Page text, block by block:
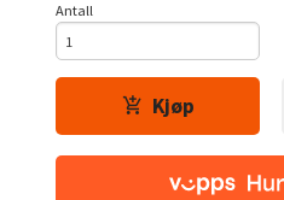
Antall
Kjøp